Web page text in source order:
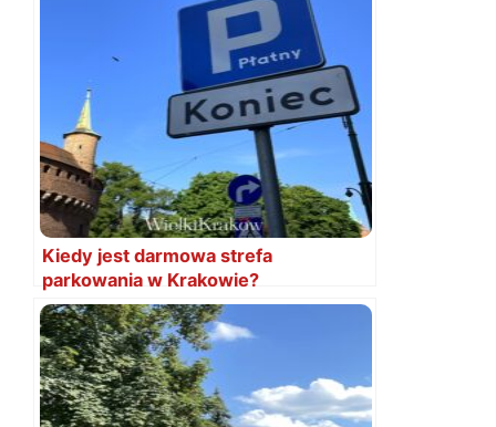
Kiedy jest darmowa strefa
parkowania w Krakowie?